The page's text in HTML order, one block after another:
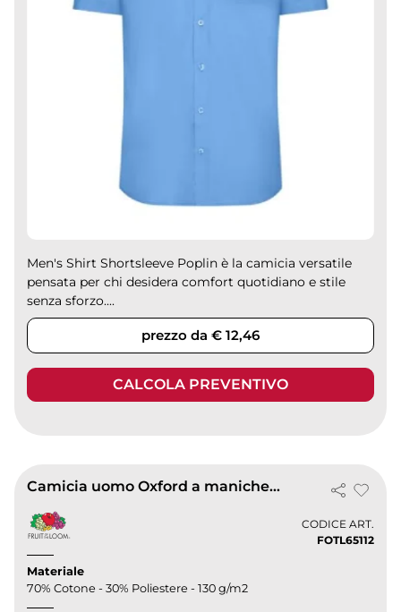
Men's Shirt Shortsleeve Poplin è la camicia versatile
pensata per chi desidera comfort quotidiano e stile
senza sforzo....
prezzo da € 12,46
CALCOLA PREVENTIVO
Camicia uomo Oxford a maniche corte
CODICE ART.
FOTL65112
Materiale
70% Cotone - 30% Poliestere - 130 g/m2